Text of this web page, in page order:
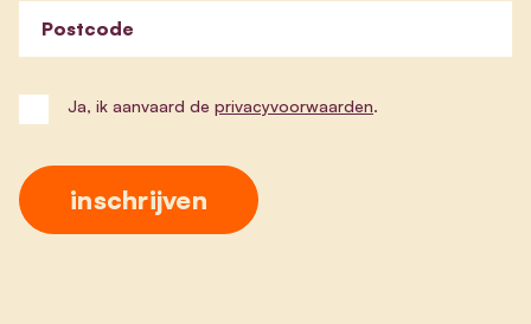
Postcode
Ja, ik aanvaard de privacyvoorwaarden.